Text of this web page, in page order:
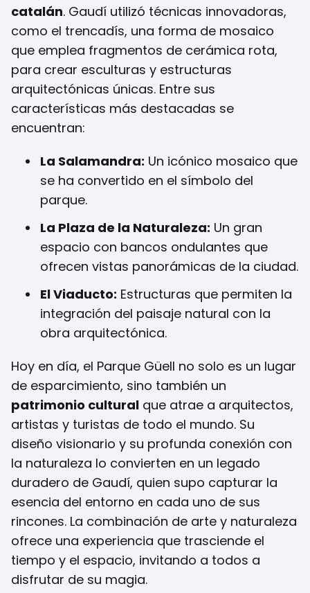
catalán. Gaudí utilizó técnicas innovadoras,
como el trencadís, una forma de mosaico
que emplea fragmentos de cerámica rota,
para crear esculturas y estructuras
arquitectónicas únicas. Entre sus
características más destacadas se
encuentran:
La Salamandra: Un icónico mosaico que
se ha convertido en el símbolo del
parque.
La Plaza de la Naturaleza: Un gran
espacio con bancos ondulantes que
ofrecen vistas panorámicas de la ciudad.
El Viaducto: Estructuras que permiten la
integración del paisaje natural con la
obra arquitectónica.
Hoy en día, el Parque Güell no solo es un lugar
de esparcimiento, sino también un
patrimonio cultural que atrae a arquitectos,
artistas y turistas de todo el mundo. Su
diseño visionario y su profunda conexión con
la naturaleza lo convierten en un legado
duradero de Gaudí, quien supo capturar la
esencia del entorno en cada uno de sus
rincones. La combinación de arte y naturaleza
ofrece una experiencia que trasciende el
tiempo y el espacio, invitando a todos a
disfrutar de su magia.